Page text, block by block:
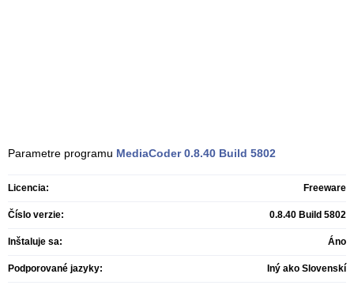
Parametre programu MediaCoder 0.8.40 Build 5802
Licencia: Freeware
Číslo verzie: 0.8.40 Build 5802
Inštaluje sa: Áno
Podporované jazyky: Iný ako Slovenskí